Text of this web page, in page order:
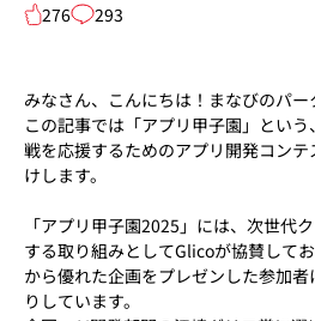
276 293
みなさん、こんにちは！まなびのパー
この記事では「アプリ甲子園」とい
戦を応援するためのアプリ開発コン
けします。
「アプリ甲子園2025」には、次世代
する取り組みとしてGlicoが協賛して
から優れた企画をプレゼンした参加
りしています。